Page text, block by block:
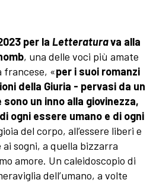
per la Letteraturava alla
, una delle voci più amate
francese, «per i suoi romanzi
della Giuria - pervasi da un
un inno alla giovinezza,
ogni essere umano e di ogni
del corpo, all’essere liberi e
sogni, a quella bizzarra
amore. Un caleidoscopio di
dell’umano, a volte